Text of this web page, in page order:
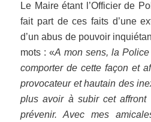
Le Maire étant l’Officier de
fait part de ces faits d’une
d’un abus de pouvoir
mots : «A mon sens, la
comporter de cette façon et
provocateur et hautain des
plus avoir à subir cet
prévenir. Avec mes